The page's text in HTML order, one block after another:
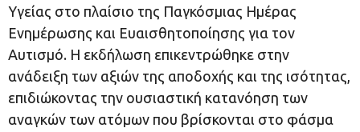
Υγείας στο πλαίσιο της Παγκόσμιας Ημέρας
Ενημέρωσης και Ευαισθητοποίησης για τον
Αυτισμό. Η εκδήλωση επικεντρώθηκε στην
ανάδειξη των αξιών της αποδοχής και της ισότητας,
επιδιώκοντας την ουσιαστική κατανόηση των
αναγκών των ατόμων που βρίσκονται στο φάσμα